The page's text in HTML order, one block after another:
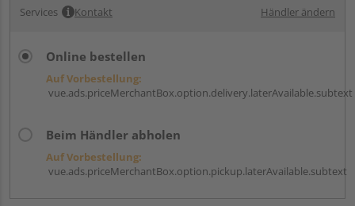
Services Kontakt Händler ändern
Online bestellen
Auf Vorbestellung:
vue.ads.priceMerchantBox.option.delivery.laterAvailable.subtext
Beim Händler abholen
Auf Vorbestellung:
vue.ads.priceMerchantBox.option.pickup.laterAvailable.subtext